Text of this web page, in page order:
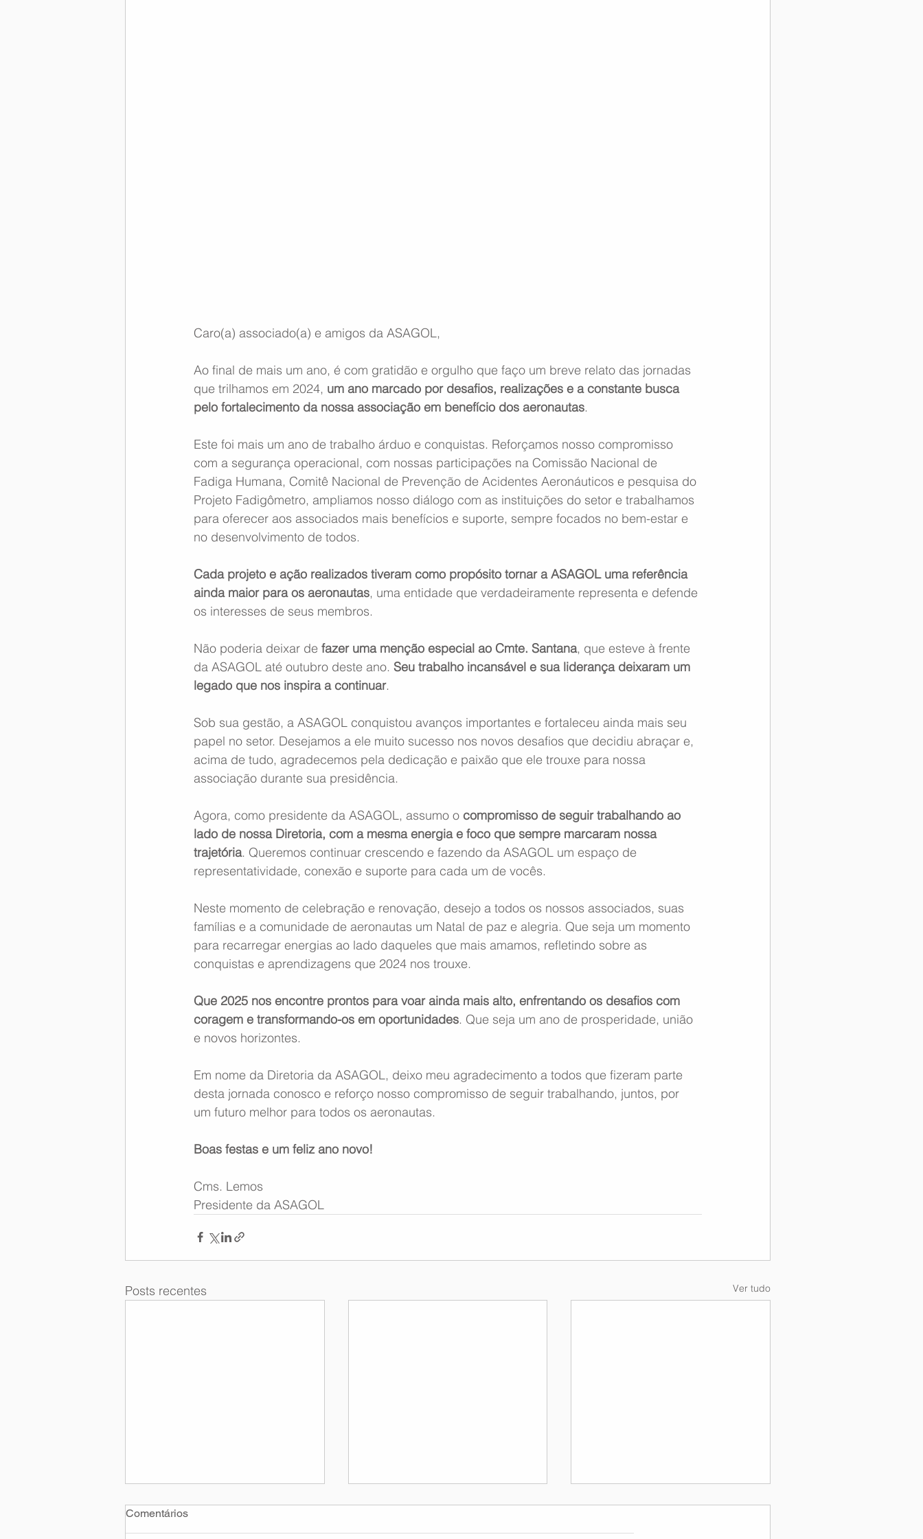
Caro(a) associado(a) e amigos da ASAGOL,
Ao final de mais um ano, é com gratidão e orgulho que faço um breve relato das jornadas
que trilhamos em 2024, um ano marcado por desafios, realizações e a constante busca
pelo fortalecimento da nossa associação em benefício dos aeronautas.
Este foi mais um ano de trabalho árduo e conquistas. Reforçamos nosso compromisso
com a segurança operacional, com nossas participações na Comissão Nacional de
Fadiga Humana, Comitê Nacional de Prevenção de Acidentes Aeronáuticos e pesquisa do
Projeto Fadigômetro, ampliamos nosso diálogo com as instituições do setor e trabalhamos
para oferecer aos associados mais benefícios e suporte, sempre focados no bem-estar e
no desenvolvimento de todos.
Cada projeto e ação realizados tiveram como propósito tornar a ASAGOL uma referência
ainda maior para os aeronautas, uma entidade que verdadeiramente representa e defende
os interesses de seus membros.
Não poderia deixar de fazer uma menção especial ao Cmte. Santana, que esteve à frente
da ASAGOL até outubro deste ano. Seu trabalho incansável e sua liderança deixaram um
legado que nos inspira a continuar.
Sob sua gestão, a ASAGOL conquistou avanços importantes e fortaleceu ainda mais seu
papel no setor. Desejamos a ele muito sucesso nos novos desafios que decidiu abraçar e,
acima de tudo, agradecemos pela dedicação e paixão que ele trouxe para nossa
associação durante sua presidência.
Agora, como presidente da ASAGOL, assumo o compromisso de seguir trabalhando ao
lado de nossa Diretoria, com a mesma energia e foco que sempre marcaram nossa
trajetória. Queremos continuar crescendo e fazendo da ASAGOL um espaço de
representatividade, conexão e suporte para cada um de vocês.
Neste momento de celebração e renovação, desejo a todos os nossos associados, suas
famílias e a comunidade de aeronautas um Natal de paz e alegria. Que seja um momento
para recarregar energias ao lado daqueles que mais amamos, refletindo sobre as
conquistas e aprendizagens que 2024 nos trouxe.
Que 2025 nos encontre prontos para voar ainda mais alto, enfrentando os desafios com
coragem e transformando-os em oportunidades. Que seja um ano de prosperidade, união
e novos horizontes.
Em nome da Diretoria da ASAGOL, deixo meu agradecimento a todos que fizeram parte
desta jornada conosco e reforço nosso compromisso de seguir trabalhando, juntos, por
um futuro melhor para todos os aeronautas.
Boas festas e um feliz ano novo!
Cms. Lemos
Presidente da ASAGOL
Posts recentes Ver tudo
Comentários